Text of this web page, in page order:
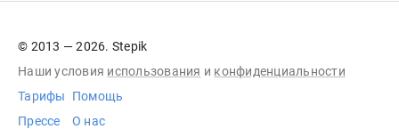
© 2013 — 2026. Stepik
Наши условия использования и конфиденциальности
Тарифы
Прессе
Помощь
О нас